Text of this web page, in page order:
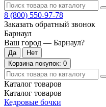
8 (800) 550-97-78
Заказать обратный звонок
Барнаул
Ваш город — Барнаул?
Корзинапокупок: 0
Каталог товаров
Каталог товаров
Кедровые бочки